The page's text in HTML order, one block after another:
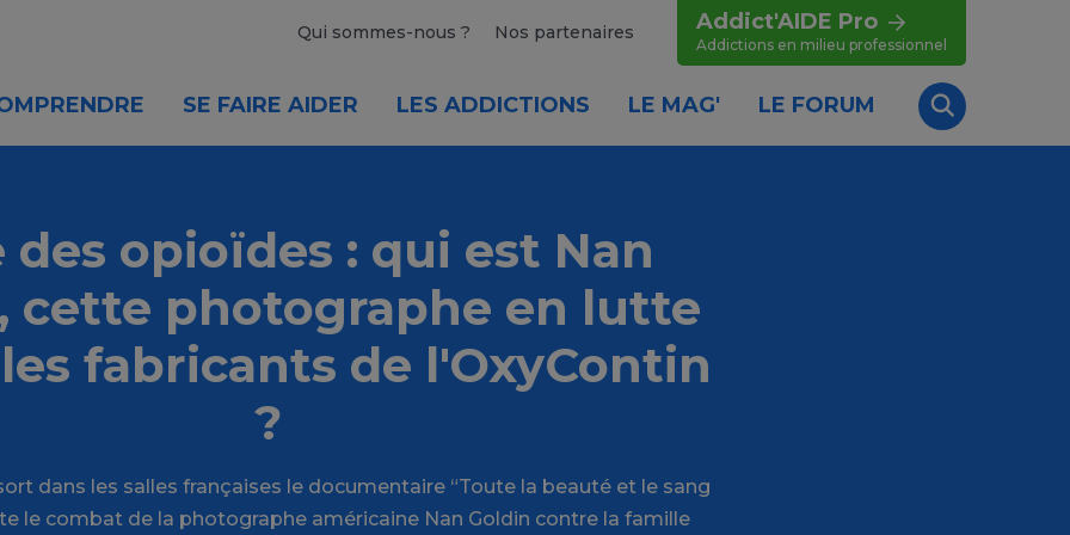
Qui sommes-nous ? Nos partenaires Addict'AIDE Pro
Addictions en milieu professionnel
SE FAIRE AIDER LES ADDICTIONS LE MAG' LE FORUM
Recherche
des opioïdes : qui est Nan
cette photographe en lutte
fabricants de l'OxyContin
?
dans les salles françaises le documentaire “Toute la beauté et le sang
le combat de la photographe américaine Nan Goldin contre la famille